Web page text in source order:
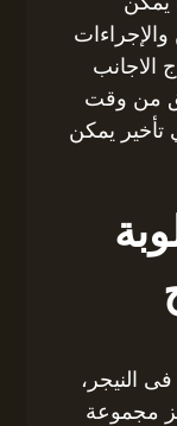
والإجراءات
الاجانب
من وقت
تأخير يمكن
النيجر،
مجموعة